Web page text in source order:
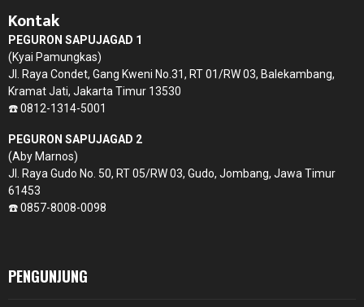
Kontak
PEGURON SAPUJAGAD 1
(Kyai Pamungkas)
Jl. Raya Condet, Gang Kweni No.31, RT 01/RW 03, Balekambang,
Kramat Jati, Jakarta Timur 13530
☎️ 0812-1314-5001
PEGURON SAPUJAGAD 2
(Aby Marnos)
Jl. Raya Gudo No. 50, RT 05/RW 03, Gudo, Jombang, Jawa Timur
61453
☎️ 0857-8008-0098
PENGUNJUNG